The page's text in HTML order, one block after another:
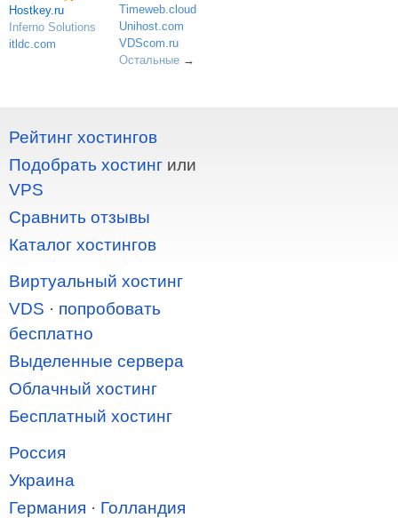
Hostkey.ru
Inferno Solutions
itldc.com
Timeweb.cloud
Unihost.com
VDScom.ru
Остальные→
Рейтинг хостингов
Подобрать хостинг или
VPS
Сравнить отзывы
Каталог хостингов
Виртуальный хостинг
VDS · попробовать
бесплатно
Выделенные сервера
Облачный хостинг
Бесплатный хостинг
Россия
Украина
Германия · Голландия